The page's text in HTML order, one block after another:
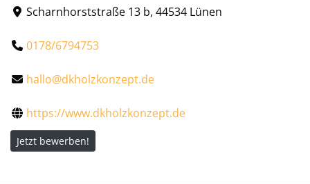
Scharnhorststraße 13 b, 44534 Lünen
0178/6794753
hallo@dkholzkonzept.de
https://www.dkholzkonzept.de
Jetzt bewerben!